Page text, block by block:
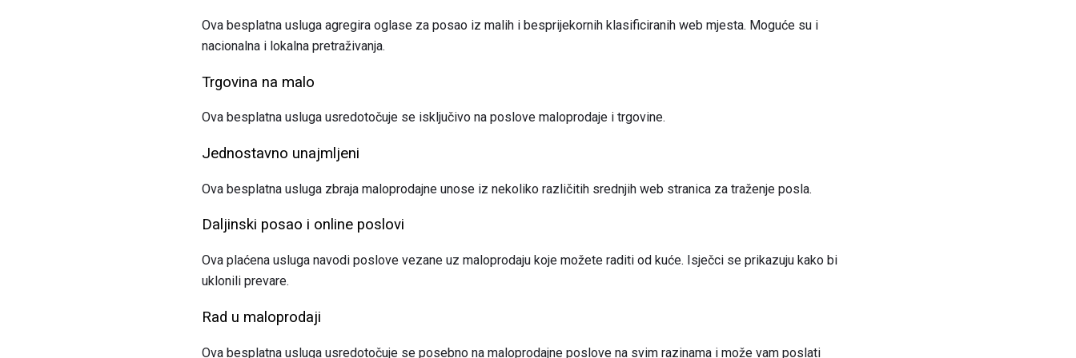
Ova besplatna usluga agregira oglase za posao iz malih i besprijekornih klasificiranih web mjesta. Moguće su i
nacionalna i lokalna pretraživanja.
Trgovina na malo
Ova besplatna usluga usredotočuje se isključivo na poslove maloprodaje i trgovine.
Jednostavno unajmljeni
Ova besplatna usluga zbraja maloprodajne unose iz nekoliko različitih srednjih web stranica za traženje posla.
Daljinski posao i online poslovi
Ova plaćena usluga navodi poslove vezane uz maloprodaju koje možete raditi od kuće. Isječci se prikazuju kako bi
uklonili prevare.
Rad u maloprodaji
Ova besplatna usluga usredotočuje se posebno na maloprodajne poslove na svim razinama i može vam poslati